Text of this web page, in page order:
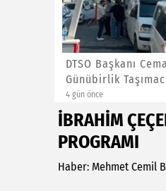
DTSO Başkanı
Günübirlik
4 gün önce
İBRAHİM
PROGRAMI
Haber: Mehmet Cemil